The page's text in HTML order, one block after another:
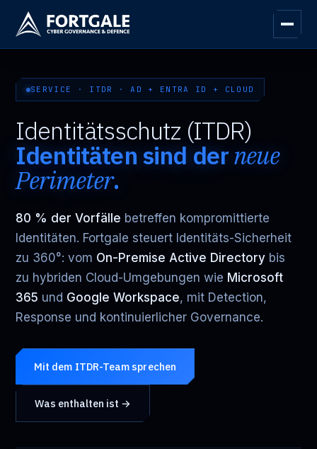
SERVICE · ITDR · AD + ENTRA ID + CLOUD
Identitätsschutz (ITDR)
Identitäten sind derneue
Perimeter.
80 % der Vorfälle betreffen kompromittierte
Identitäten. Fortgale steuert Identitäts-Sicherheit
zu 360°: vom On-Premise Active Directory bis
zu hybriden Cloud-Umgebungen wie Microsoft
365 und Google Workspace, mit Detection,
Response und kontinuierlicher Governance.
Mit dem ITDR-Team sprechen
Was enthalten ist →